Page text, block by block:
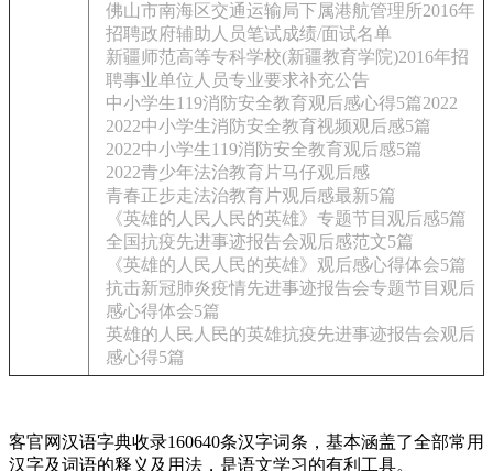
佛山市南海区交通运输局下属港航管理所2016年
招聘政府辅助人员笔试成绩/面试名单
新疆师范高等专科学校(新疆教育学院)2016年招
聘事业单位人员专业要求补充公告
中小学生119消防安全教育观后感心得5篇2022
2022中小学生消防安全教育视频观后感5篇
2022中小学生119消防安全教育观后感5篇
2022青少年法治教育片马仔观后感
青春正步走法治教育片观后感最新5篇
《英雄的人民人民的英雄》专题节目观后感5篇
全国抗疫先进事迹报告会观后感范文5篇
《英雄的人民人民的英雄》观后感心得体会5篇
抗击新冠肺炎疫情先进事迹报告会专题节目观后
感心得体会5篇
英雄的人民人民的英雄抗疫先进事迹报告会观后
感心得5篇
客官网汉语字典收录160640条汉字词条，基本涵盖了全部常用
汉字及词语的释义及用法，是语文学习的有利工具。